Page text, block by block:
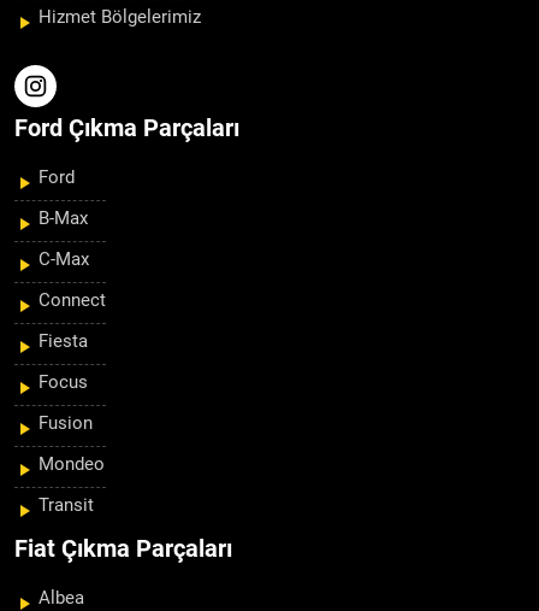
Hizmet Bölgelerimiz
Ford Çıkma Parçaları
Ford
B-Max
C-Max
Connect
Fiesta
Focus
Fusion
Mondeo
Transit
Fiat Çıkma Parçaları
Albea